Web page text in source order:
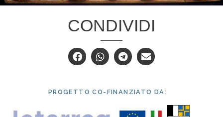
CONDIVIDI
PROGETTO CO-FINANZIATO DA: